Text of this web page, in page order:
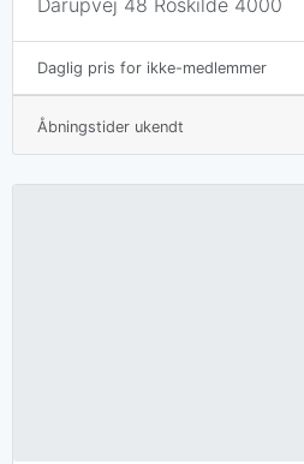
Darupvej 48 Roskilde 4000
Daglig pris for ikke-medlemmer
Åbningstider ukendt